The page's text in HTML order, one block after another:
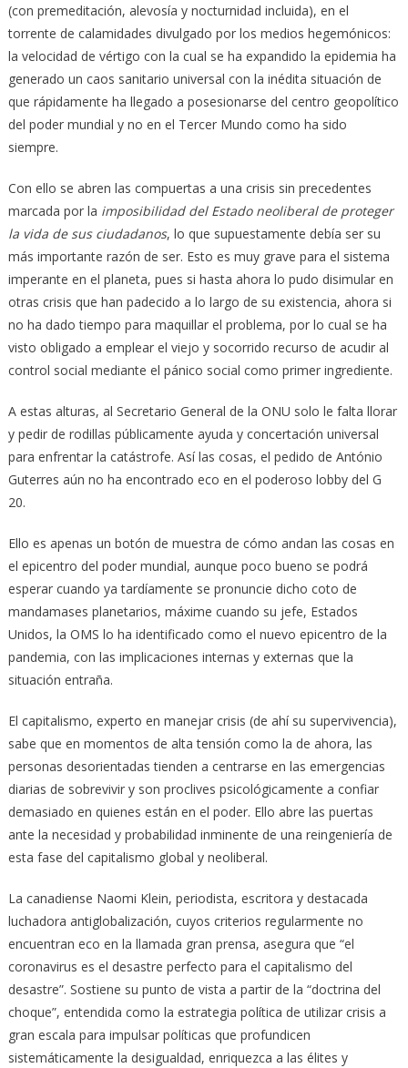
(con premeditación, alevosía y nocturnidad incluida), en el
torrente de calamidades divulgado por los medios hegemónicos:
la velocidad de vértigo con la cual se ha expandido la epidemia ha
generado un caos sanitario universal con la inédita situación de
que rápidamente ha llegado a posesionarse del centro geopolítico
del poder mundial y no en el Tercer Mundo como ha sido
siempre.
Con ello se abren las compuertas a una crisis sin precedentes
marcada por la imposibilidad del Estado neoliberal de proteger
la vida de sus ciudadanos, lo que supuestamente debía ser su
más importante razón de ser. Esto es muy grave para el sistema
imperante en el planeta, pues si hasta ahora lo pudo disimular en
otras crisis que han padecido a lo largo de su existencia, ahora si
no ha dado tiempo para maquillar el problema, por lo cual se ha
visto obligado a emplear el viejo y socorrido recurso de acudir al
control social mediante el pánico social como primer ingrediente.
A estas alturas, al Secretario General de la ONU solo le falta llorar
y pedir de rodillas públicamente ayuda y concertación universal
para enfrentar la catástrofe. Así las cosas, el pedido de António
Guterres aún no ha encontrado eco en el poderoso lobby del G
20.
Ello es apenas un botón de muestra de cómo andan las cosas en
el epicentro del poder mundial, aunque poco bueno se podrá
esperar cuando ya tardíamente se pronuncie dicho coto de
mandamases planetarios, máxime cuando su jefe, Estados
Unidos, la OMS lo ha identificado como el nuevo epicentro de la
pandemia, con las implicaciones internas y externas que la
situación entraña.
El capitalismo, experto en manejar crisis (de ahí su supervivencia),
sabe que en momentos de alta tensión como la de ahora, las
personas desorientadas tienden a centrarse en las emergencias
diarias de sobrevivir y son proclives psicológicamente a confiar
demasiado en quienes están en el poder. Ello abre las puertas
ante la necesidad y probabilidad inminente de una reingeniería de
esta fase del capitalismo global y neoliberal.
La canadiense Naomi Klein, periodista, escritora y destacada
luchadora antiglobalización, cuyos criterios regularmente no
encuentran eco en la llamada gran prensa, asegura que “el
coronavirus es el desastre perfecto para el capitalismo del
desastre”. Sostiene su punto de vista a partir de la “doctrina del
choque”, entendida como la estrategia política de utilizar crisis a
gran escala para impulsar políticas que profundicen
sistemáticamente la desigualdad, enriquezca a las élites y